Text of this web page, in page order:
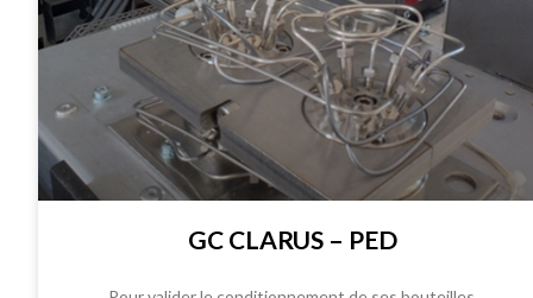
GC CLARUS – PED